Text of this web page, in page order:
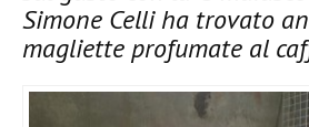
Simone Celli ha trovato
magliette profumate al